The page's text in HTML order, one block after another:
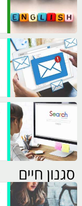
סגנון חיים